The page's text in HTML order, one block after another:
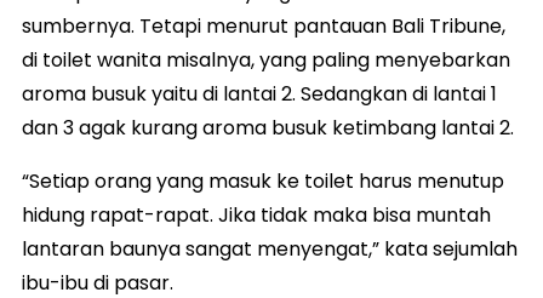
sumbernya. Tetapi menurut pantauan Bali Tribune,
di toilet wanita misalnya, yang paling menyebarkan
aroma busuk yaitu di lantai 2. Sedangkan di lantai 1
dan 3 agak kurang aroma busuk ketimbang lantai 2.
“Setiap orang yang masuk ke toilet harus menutup
hidung rapat-rapat. Jika tidak maka bisa muntah
lantaran baunya sangat menyengat,” kata sejumlah
ibu-ibu di pasar.